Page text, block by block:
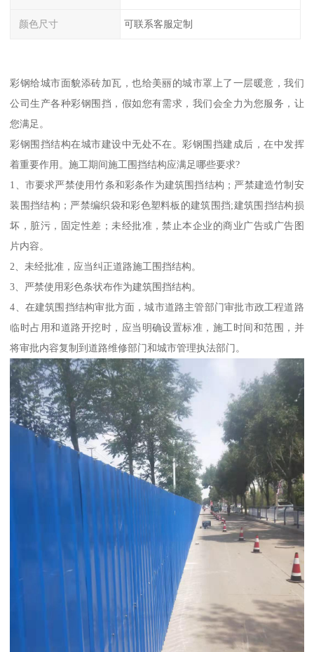
颜色尺寸 可联系客服定制
彩钢给城市面貌添砖加瓦，也给美丽的城市罩上了一层暖意，我们
公司生产各种彩钢围挡，假如您有需求，我们会全力为您服务，让
您满足。
彩钢围挡结构在城市建设中无处不在。彩钢围挡建成后，在中发挥
着重要作用。施工期间施工围挡结构应满足哪些要求?
1、市要求严禁使用竹条和彩条作为建筑围挡结构；严禁建造竹制安
装围挡结构；严禁编织袋和彩色塑料板的建筑围挡;建筑围挡结构损
坏，脏污，固定性差；未经批准，禁止本企业的商业广告或广告图
片内容。
2、未经批准，应当纠正道路施工围挡结构。
3、严禁使用彩色条状布作为建筑围挡结构。
4、在建筑围挡结构审批方面，城市道路主管部门审批市政工程道路
临时占用和道路开挖时，应当明确设置标准，施工时间和范围，并
将审批内容复制到道路维修部门和城市管理执法部门。